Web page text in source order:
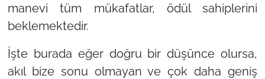
manevi tüm mükafatlar, ödül sahiplerini
beklemektedir.
İşte burada eğer doğru bir düşünce olursa,
akıl bize sonu olmayan ve çok daha geniş